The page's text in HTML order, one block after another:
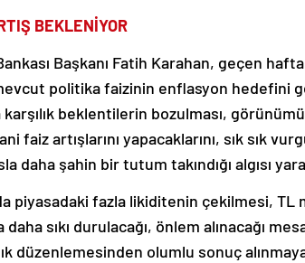
BEKLENİYOR
Başkanı Fatih Karahan, geçen
politika faizinin enflasyon hedefini
beklentilerin bozulması,
faiz artışlarını yapacaklarını, sık sık
daha şahin bir tutum takındığı algısı
piyasadaki fazla likiditenin çekilmesi,
sıkı durulacağı, önlem alınacağı
düzenlemesinden olumlu sonuç